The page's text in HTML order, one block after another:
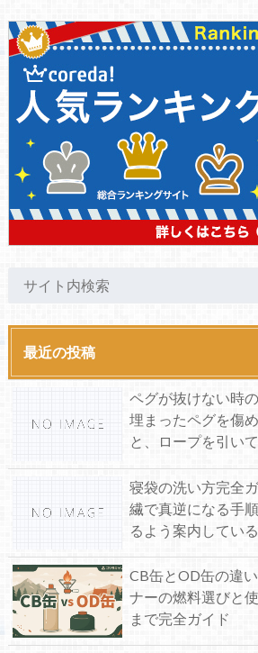
最近の投稿
ペグが抜けない時
埋まったペグを傷
と、ロープを引い
寝袋の洗い方完全
繊で真逆になる手
るよう案内してい
CB缶とOD缶の違
ナーの燃料選びと
まで完全ガイド